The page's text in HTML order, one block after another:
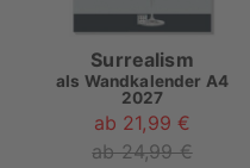
Surrealism
als Wandkalender A4
2027
ab 21,99 €
ab 24,99 €